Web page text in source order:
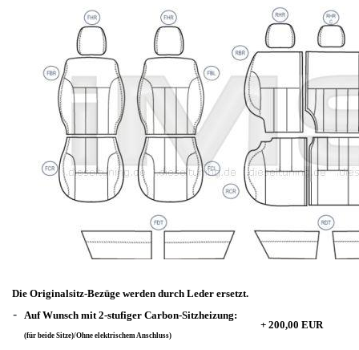
Die Originalsitz-Bezüge werden durch Leder ersetzt.
- Auf Wunsch mit 2-stufiger Carbon-Sitzheizung:
(für beide Sitze)/Ohne elektrischem Anschluss)
+ 200,00 EUR